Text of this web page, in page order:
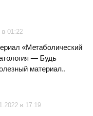
в 01:22
«Метаболический
— Будь
материал..
в 17:19